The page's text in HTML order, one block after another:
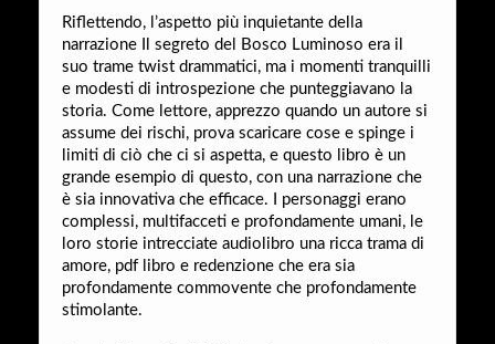
Riflettendo, l’aspetto più inquietante della
narrazione Il segreto del Bosco Luminoso era il
suo trame twist drammatici, ma i momenti tranquilli
e modesti di introspezione che punteggiavano la
storia. Come lettore, apprezzo quando un autore si
assume dei rischi, prova scaricare cose e spinge i
limiti di ciò che ci si aspetta, e questo libro è un
grande esempio di questo, con una narrazione che
è sia innovativa che efficace. I personaggi erano
complessi, multifacceti e profondamente umani, le
loro storie intrecciate audiolibro una ricca trama di
amore, pdf libro e redenzione che era sia
profondamente commovente che profondamente
stimolante.